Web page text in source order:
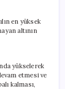
en yüksek
altının
yükselerek
etmesi ve
kalması,